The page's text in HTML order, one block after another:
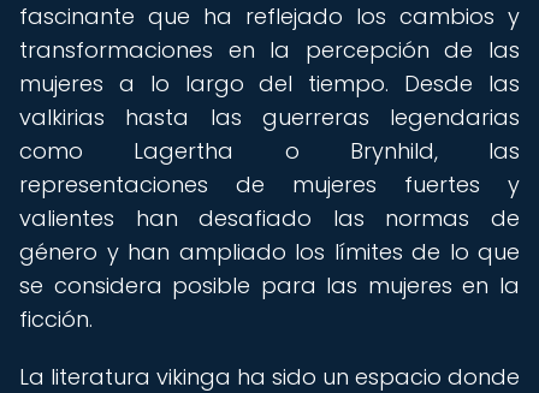
fascinante que ha reflejado los cambios y
transformaciones en la percepción de las
mujeres a lo largo del tiempo. Desde las
valkirias hasta las guerreras legendarias
como Lagertha o Brynhild, las
representaciones de mujeres fuertes y
valientes han desafiado las normas de
género y han ampliado los límites de lo que
se considera posible para las mujeres en la
ficción.
La literatura vikinga ha sido un espacio donde